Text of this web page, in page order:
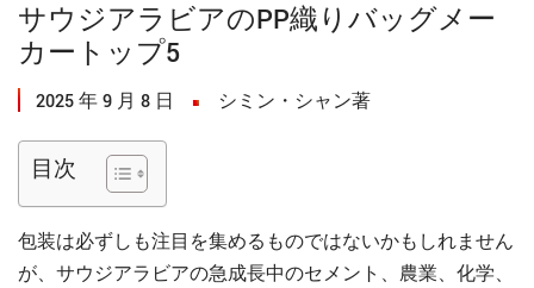
サウジアラビアのPP織りバッグメー
カートップ5
2025 年 9 月 8 日 シミン・シャン著
目次
包装は必ずしも注目を集めるものではないかもしれません
が、サウジアラビアの急成長中のセメント、農業、化学、